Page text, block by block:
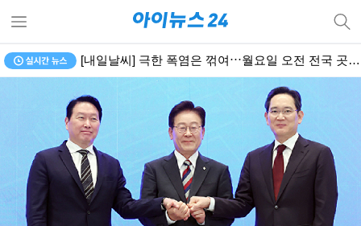
김민석, '강원·TK'서도 정청래에 신승…누적 1.48%p 차 [종합]